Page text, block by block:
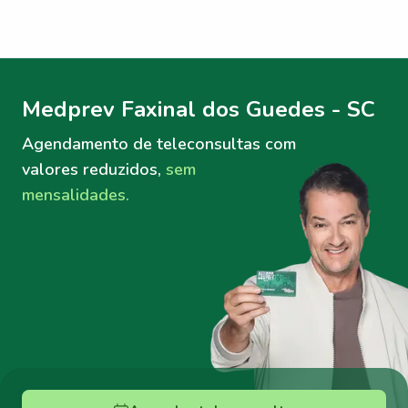
Medprev Faxinal dos Guedes - SC
Agendamento de teleconsultas com
valores reduzidos, sem
mensalidades.